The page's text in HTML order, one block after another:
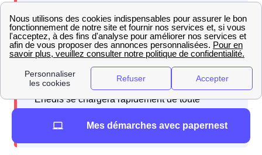
En cas de problème lié au réseau électrique,
veuillez contacter le gestionnaire du réseau de
distribution Enedis (anciennement ERDF) au
numéro gratuit d'urgence pour le dépannage :
09.726.750 + n° de votre département 17
Enedis se chargera rapidement de toute
Mes démarches avec papernest